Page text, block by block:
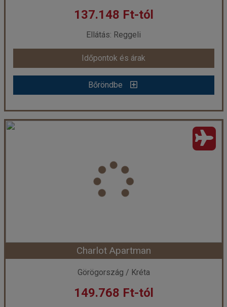
már 135.415 Ft-tól
Időpontok és árak
Bőröndbe
137.148 Ft-tól
Ellátás: Reggeli
Időpontok és árak
Bőröndbe
Dimitra Hotel **
Város:Faliraki
Utazás módja:
Repülővel
Ellátás:
Reggeli
Szálláskategória:
Időpont: 2026-09-12 | 7 éj
már 137.148 Ft-tól
Charlot Apartman
Görögország / Kréta
149.768 Ft-tól